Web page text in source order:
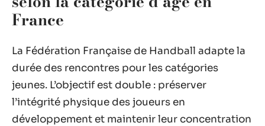
France
La Fédération Française de Handball adapte la
durée des rencontres pour les catégories
jeunes. L’objectif est double : préserver
l’intégrité physique des joueurs en
développement et maintenir leur concentration